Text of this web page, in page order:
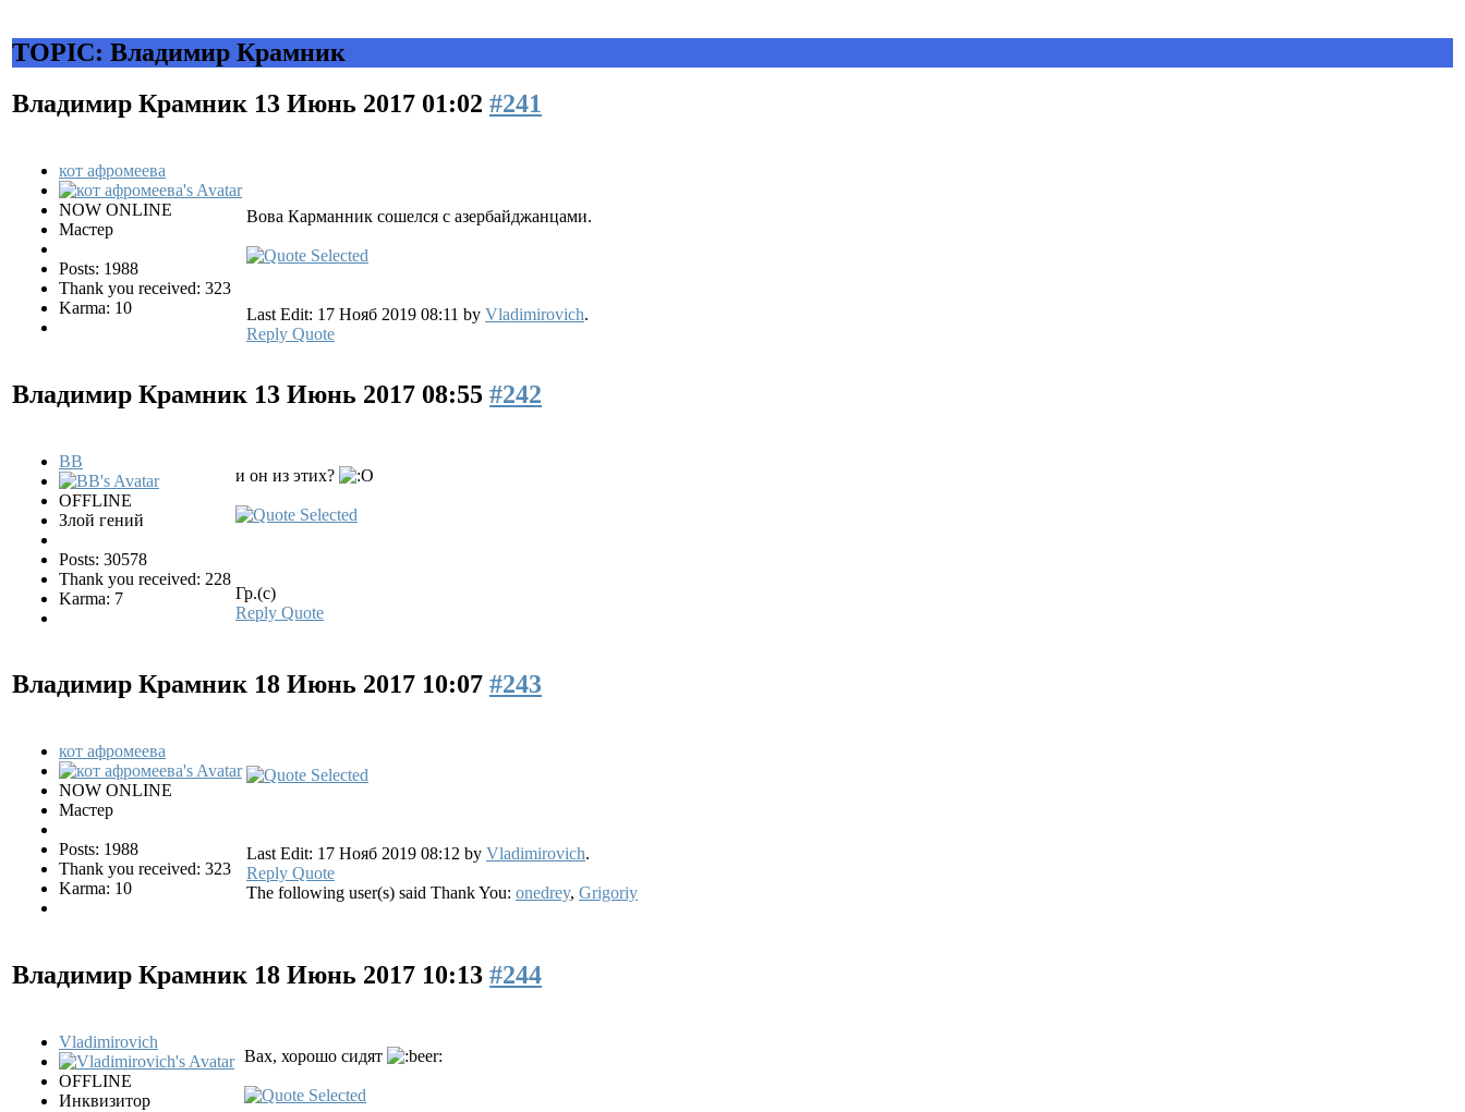
TOPIC: Владимир Крамник
Владимир Крамник 13 Июнь 2017 01:02 #241
кот афромеева
NOW ONLINE
Мастер
Posts: 1988
Thank you received: 323
Karma: 10
Вова Карманник сошелся с азербайджанцами.
Last Edit: 17 Нояб 2019 08:11 by Vladimirovich.
Reply Quote
Владимир Крамник 13 Июнь 2017 08:55 #242
BB
OFFLINE
Злой гений
Posts: 30578
Thank you received: 228
Karma: 7
и он из этих?
Гр.(с)
Reply Quote
Владимир Крамник 18 Июнь 2017 10:07 #243
кот афромеева
NOW ONLINE
Мастер
Posts: 1988
Thank you received: 323
Karma: 10
Last Edit: 17 Нояб 2019 08:12 by Vladimirovich.
Reply Quote
The following user(s) said Thank You: onedrey, Grigoriy
Владимир Крамник 18 Июнь 2017 10:13 #244
Vladimirovich
OFFLINE
Инквизитор
Вах, хорошо сидят